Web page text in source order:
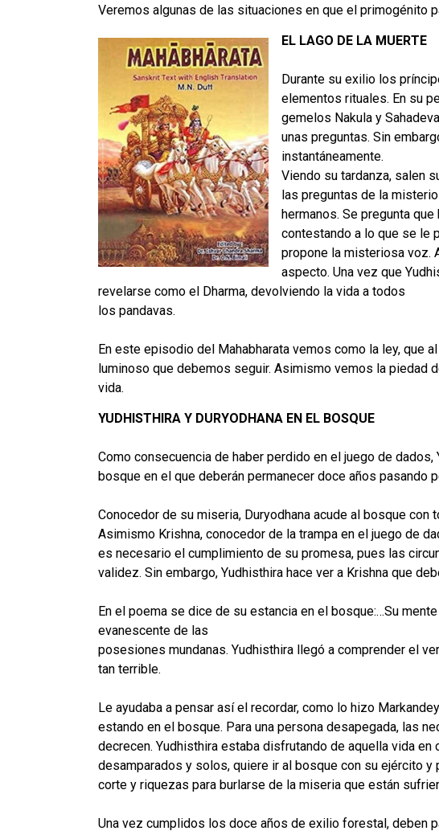
Veremos algunas de las situaciones en que el primogénito
EL LAGO DE LA MUERTE
Durante su exilio los
elementos rituales. En su
gemelos Nakula y
unas preguntas. Sin
instantáneamente.
Viendo su tardanza, salen
las preguntas de la
hermanos. Se pregunta
contestando a lo que se le
propone la misteriosa voz.
aspecto. Una vez que
revelarse como el Dharma, devolviendo la vida a todos
los pandavas.
En este episodio del Mahabharata vemos como la ley, que
luminoso que debemos seguir. Asimismo vemos la piedad
vida.
YUDHISTHIRA Y DURYODHANA EN EL BOSQUE
Como consecuencia de haber perdido en el juego de
bosque en el que deberán permanecer doce años pasando
Conocedor de su miseria, Duryodhana acude al bosque con
Asimismo Krishna, conocedor de la trampa en el juego de
es necesario el cumplimiento de su promesa, pues las
validez. Sin embargo, Yudhisthira hace ver a Krishna que
En el poema se dice de su estancia en el bosque:…Su
evanescente de las
posesiones mundanas. Yudhisthira llegó a comprender el
tan terrible.
Le ayudaba a pensar así el recordar, como lo hizo
estando en el bosque. Para una persona desapegada, las
decrecen. Yudhisthira estaba disfrutando de aquella vida
desamparados y solos, quiere ir al bosque con su ejército
corte y riquezas para burlarse de la miseria que están
Una vez cumplidos los doce años de exilio forestal, deben